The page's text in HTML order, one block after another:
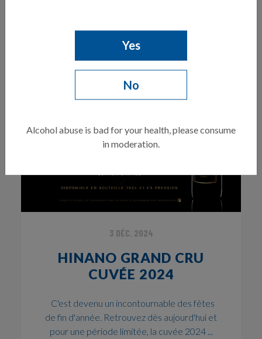
3 DÉC. 2024
HINANO GRAND CRU
CUVÉE 2024
C'est devenu un incontournable des fêtes
de fin d'année. Retrouvez dès aujourd'hui et
pour une période limitée, la cuvée 2024 ...
Yes
No
Alcohol abuse is bad for your health, please consume
in moderation.